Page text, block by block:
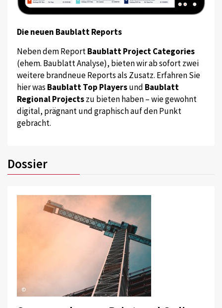
Die neuen Baublatt Reports
Neben dem ReportBaublatt Project Categories
(ehem. Baublatt Analyse), bieten wir ab sofort zwei
weitere brandneue Reports als Zusatz. Erfahren Sie
hier was Baublatt Top Playersund Baublatt
Regional Projectszu bieten haben – wie gewohnt
digital, prägnant und graphisch auf den Punkt
gebracht.
Dossier
©